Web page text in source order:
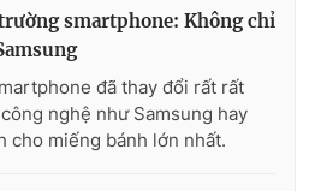
VTV Thể thao
Bất động sản
smartphone: Không chỉ
đã thay đổi rất rất
nghệ như Samsung hay
cho miếng bánh lớn nhất.